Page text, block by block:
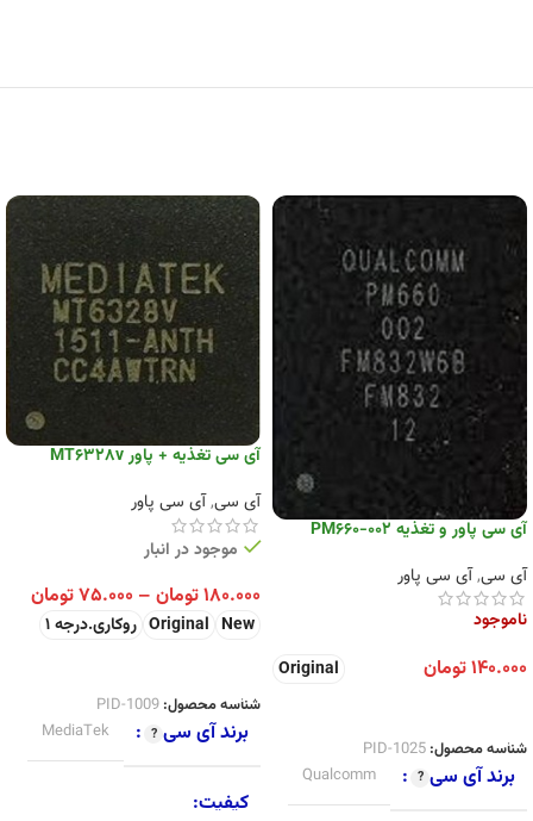
آی سی پاور و تغذیه PM660-002
آی سی,آی سی پاور
ناموجود
۱۴۰.۰۰۰تومان Original
شناسه محصول: PID-1025
برند آی سی Qualcomm
آی سی تغذیه + پاور MT6328v
آی سی,آی سی پاور
موجود در انبار
۱۸۰.۰۰۰تومان – ۷۵.۰۰۰تومان
New
Original روکاری.درجه 1
شناسه محصول: PID-1009
برند آی سی MediaTek
کیفیت